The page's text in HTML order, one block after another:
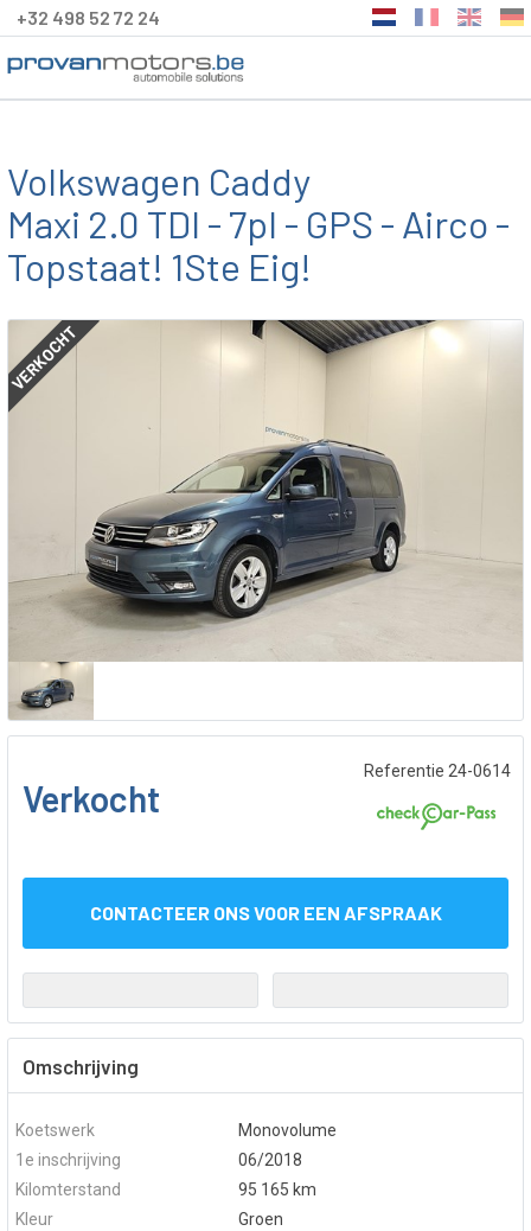
+32 498 52 72 24
Volkswagen Caddy
Maxi 2.0 TDI - 7pl - GPS - Airco -
Topstaat! 1Ste Eig!
VERKOCHT
Referentie 24-0614
Verkocht
CONTACTEER ONS VOOR EEN AFSPRAAK
Omschrijving
Koetswerk
Monovolume
1e inschrijving
06/2018
Kilomterstand
95 165 km
Kleur
Groen